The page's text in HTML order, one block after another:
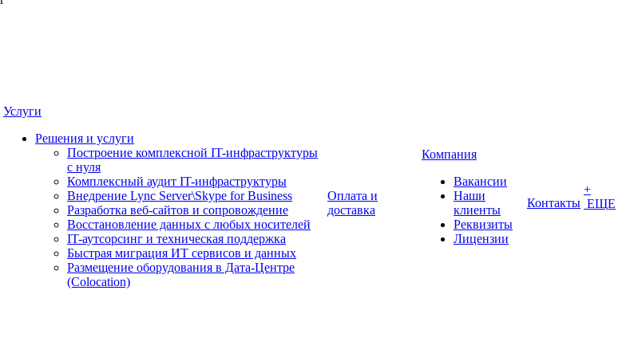
Услуги
Решения и услуги
Построение комплексной IT-инфраструктуры
с нуля
Комплексный аудит IT-инфраструктуры
Внедрение Lync Server\Skype for Business
Разработка веб-сайтов и сопровождение
Восстановление данных с любых носителей
IT-аутсорсинг и техническая поддержка
Быстрая миграция ИТ сервисов и данных
Размещение оборудования в Дата-Центре
(Colocation)
Оплата и
доставка
Компания
Вакансии
Наши
клиенты
Реквизиты
Лицензии
Контакты
+
ЕЩЕ